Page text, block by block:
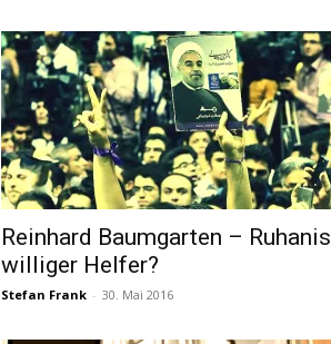
Reinhard Baumgarten – Ruhanis
williger Helfer?
Stefan Frank - 30. Mai 2016